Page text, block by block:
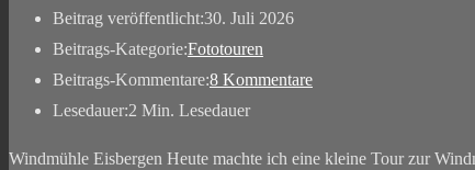
Beitrag veröffentlicht:30. Juli 2026
Beitrags-Kategorie:Fototouren
Beitrags-Kommentare:8 Kommentare
Lesedauer:2 Min. Lesedauer
Windmühle Eisbergen Heute machte ich eine kleine Tour zur